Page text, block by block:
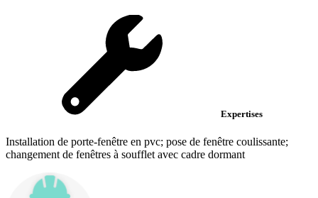
Expertises
Installation de porte-fenêtre en pvc; pose de fenêtre coulissante;
changement de fenêtres à soufflet avec cadre dormant